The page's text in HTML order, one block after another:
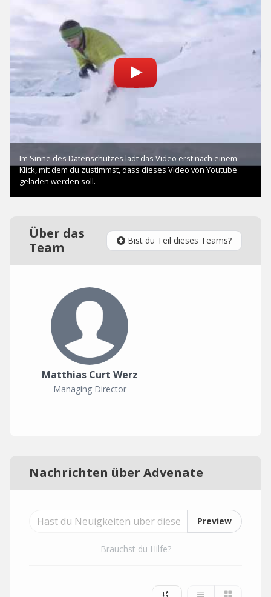
Über das
Team
Bist du Teil dieses Teams?
Matthias Curt Werz
Managing Director
Nachrichten über Advenate
Preview
Brauchst du Hilfe?